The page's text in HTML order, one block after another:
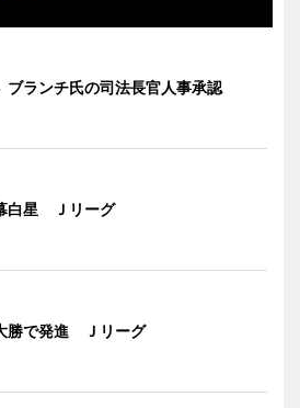
ブランチ氏の司法長官人事承認
白星 Ｊリーグ
勝で発進 Ｊリーグ